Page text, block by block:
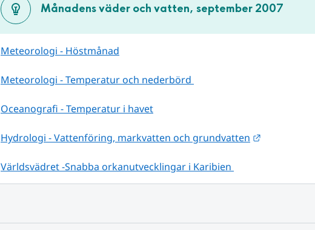
Månadens väder och vatten, september 2007
Meteorologi - Höstmånad
Meteorologi - Temperatur och nederbörd
Oceanografi - Temperatur i havet
Hydrologi - Vattenföring, markvatten och grundvatten Länk till
Världsvädret -Snabba orkanutvecklingar i Karibien